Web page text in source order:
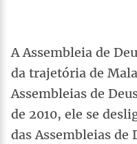
A Assembleia de
da trajetória de
Assembleias de
de 2010, ele se
das Assembleias de